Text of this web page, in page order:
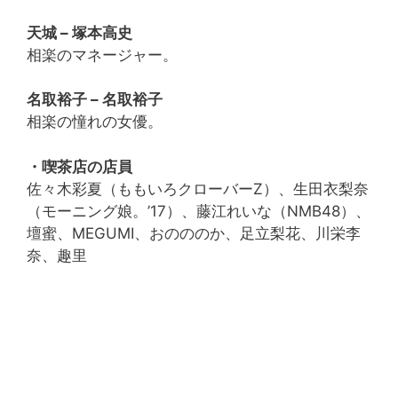
天城 – 塚本高史
相楽のマネージャー。
名取裕子 – 名取裕子
相楽の憧れの女優。
・喫茶店の店員
佐々木彩夏（ももいろクローバーZ）、生田衣梨奈
（モーニング娘。’17）、藤江れいな（NMB48）、
壇蜜、MEGUMI、おのののか、足立梨花、川栄李
奈、趣里